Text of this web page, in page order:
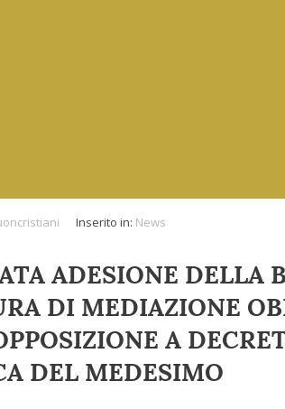
Inserito in: News
ADESIONE DELLA
DI MEDIAZIONE
A
DEL MEDESIMO